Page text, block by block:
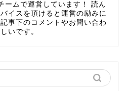
ームで運営しています！ 読ん
イスを頂けると運営の励みに
事下のコメントやお問い合わ
いです。